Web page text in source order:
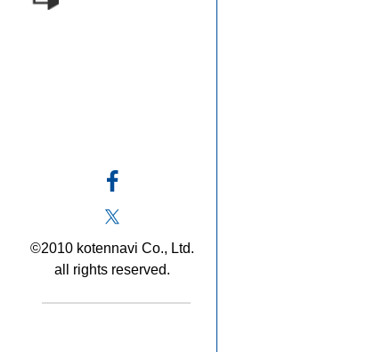
©2010 kotennavi Co., Ltd.
all rights reserved.